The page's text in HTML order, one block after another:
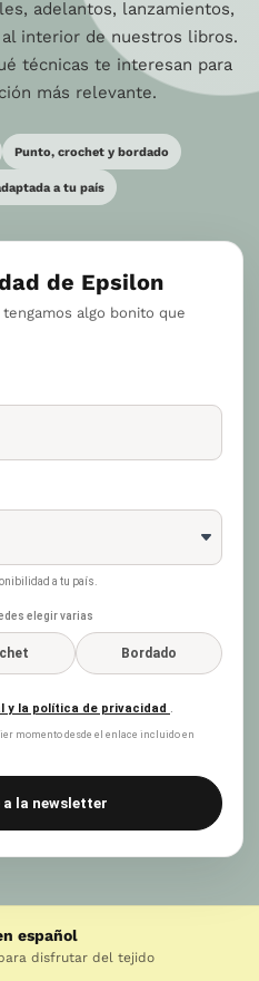
adelantos, lanzamientos,
interior de nuestros libros.
técnicas te interesan para
más relevante.
Punto, crochet y bordado
a tu país
de Epsilon
algo bonito que
a tu país.
elegir varias
Bordado
y la política de privacidad .
momento desde el enlace incluido en
la newsletter
español
disfrutar del tejido